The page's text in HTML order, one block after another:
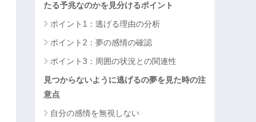
たる予兆なのかを見分けるポイント
ポイント1：逃げる理由の分析
ポイント2：夢の感情の確認
ポイント3：周囲の状況との関連性
見つからないように逃げるの夢を見た時の注
意点
自分の感情を無視しない